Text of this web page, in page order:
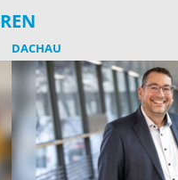
DACHAU